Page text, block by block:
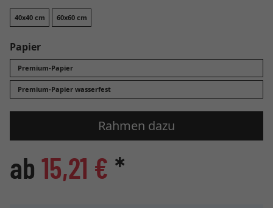
40x40 cm 60x60 cm
Papier
Premium-Papier
Premium-Papier wasserfest
Rahmen dazu
ab 15,21 € *